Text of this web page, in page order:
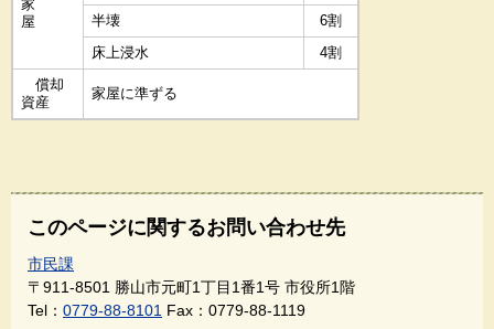
家
屋
半壊
6割
床上浸水
4割
償却
資産
家屋に準ずる
このページに関するお問い合わせ先
市民課
〒911-8501 勝山市元町1丁目1番1号 市役所1階
Tel： 0779-88-8101 Fax：0779-88-1119